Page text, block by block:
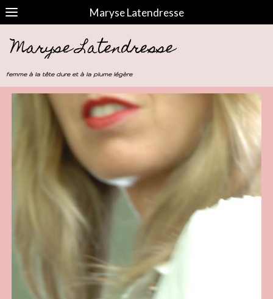
Maryse Latendresse
Maryse Latendresse
femme à la tête dure et à la plume légère